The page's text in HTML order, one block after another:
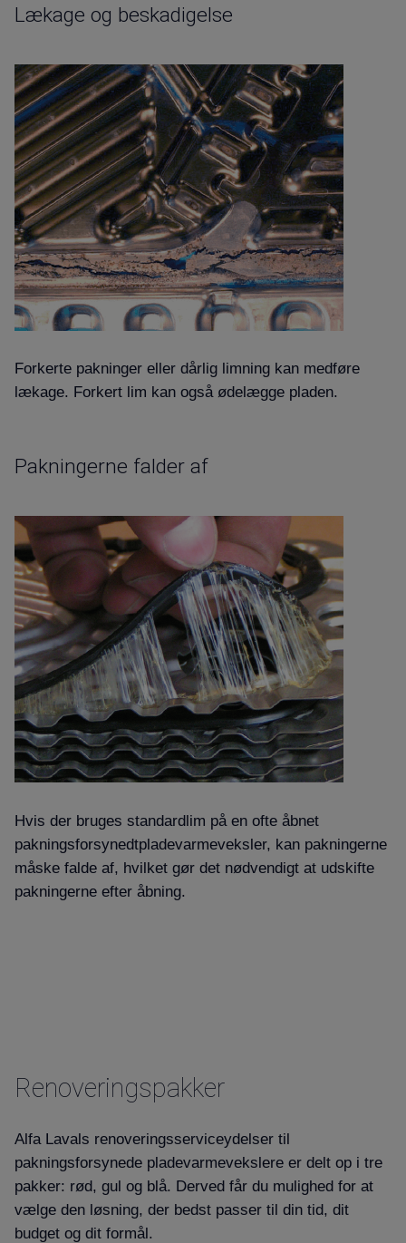
Lækage og beskadigelse
Forkerte pakninger eller dårlig limning kan medføre
lækage. Forkert lim kan også ødelægge pladen.
Pakningerne falder af
Hvis der bruges standardlim på en ofte åbnet
pakningsforsynedtpladevarmeveksler, kan pakningerne
måske falde af, hvilket gør det nødvendigt at udskifte
pakningerne efter åbning.
Renoveringspakker
Alfa Lavals renoveringsserviceydelser til
pakningsforsynede pladevarmevekslere er delt op i tre
pakker: rød, gul og blå. Derved får du mulighed for at
vælge den løsning, der bedst passer til din tid, dit
budget og dit formål.